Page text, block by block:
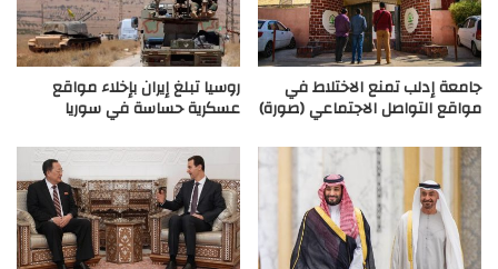
جامعة إدلب تمنع الاختلاط في
مواقع التواصل الاجتماعي (صورة)
روسيا تبلغ إيران بإخلاء مواقع
عسكرية حساسة في سوريا